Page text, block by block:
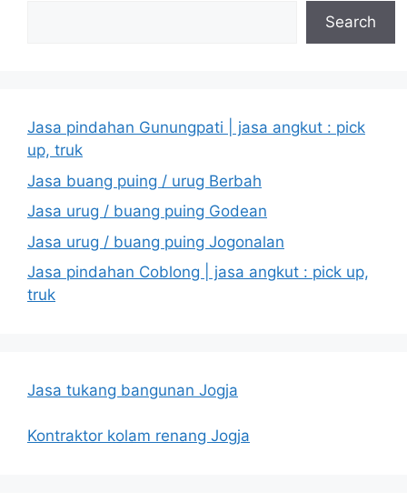
Search
Jasa pindahan Gunungpati | jasa angkut : pick
up, truk
Jasa buang puing / urug Berbah
Jasa urug / buang puing Godean
Jasa urug / buang puing Jogonalan
Jasa pindahan Coblong | jasa angkut : pick up,
truk
Jasa tukang bangunan Jogja
Kontraktor kolam renang Jogja